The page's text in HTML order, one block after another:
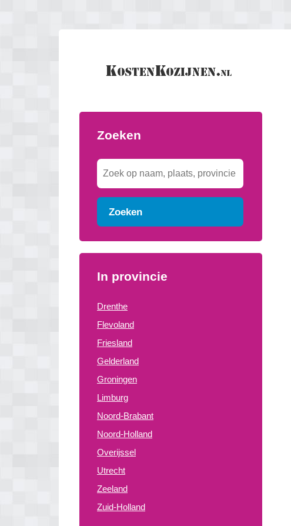
Zoeken
Zoeken
In provincie
Drenthe
Flevoland
Friesland
Gelderland
Groningen
Limburg
Noord-Brabant
Noord-Holland
Overijssel
Utrecht
Zeeland
Zuid-Holland